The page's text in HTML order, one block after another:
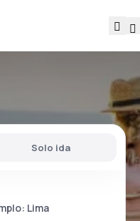
Solo ida